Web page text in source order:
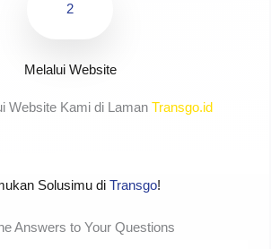
2
Melalui Website
Website Kami di Laman Transgo.id
Solusimu di Transgo!
Answers to Your Questions